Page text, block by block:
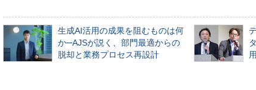
生成AI活用の成果を阻むものは何
か─AJSが説く、部門最適からの
脱却と業務プロセス再設計